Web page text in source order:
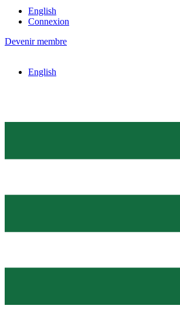
English
Connexion
Devenir membre
English